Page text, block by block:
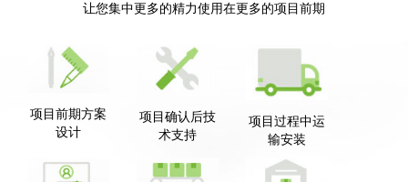
让您集中更多的精力使用在更多的项目前期
项目前期方案
设计
项目确认后技
术支持
项目过程中运
输安装